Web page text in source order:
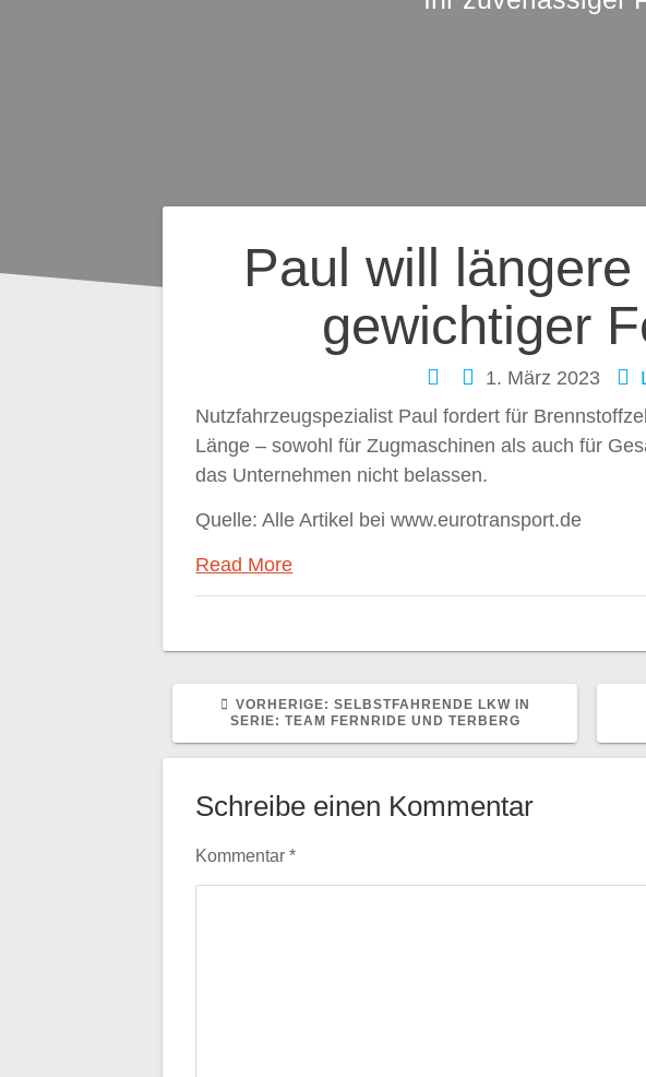
Paul will
gewichtiger
1. März 2023
Nutzfahrzeugspezialist Paul fordert für
Länge – sowohl für Zugmaschinen als auch für
das Unternehmen nicht belassen.
Quelle: Alle Artikel bei www.eurotransport.de
Read More
Beitragsnavigation
VORHERIGE: VORHERIGER
BEITRAG:
SELBSTFAHRENDE LKW IN
SERIE: TEAM FERNRIDE UND TERBERG
Schreibe einen Kommentar
Kommentar*